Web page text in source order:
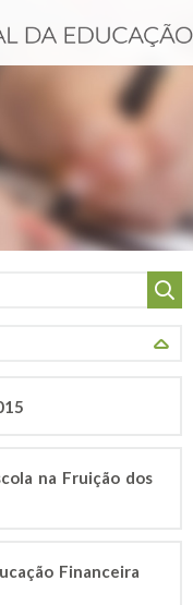
na Fruição dos
Financeira